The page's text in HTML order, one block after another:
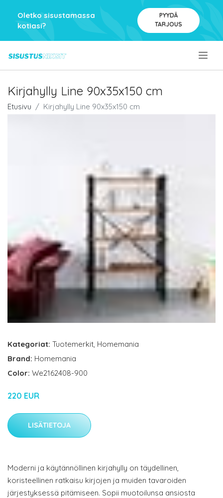
Oletko sisustamassa
kotiasi?
PYYDÄ
TARJOUS
Kirjahylly Line 90x35x150 cm
Etusivu Kirjahylly Line 90x35x150 cm
Kategoriat: Tuotemerkit, Homemania
Brand: Homemania
Color: We2162408-900
220 EUR
LISÄTIETOJA
Moderni ja käytännöllinen kirjahylly on täydellinen,
koristeellinen ratkaisu kirjojen ja muiden tavaroiden
järjestyksessä pitämiseen. Sopii muotoilunsa ansiosta